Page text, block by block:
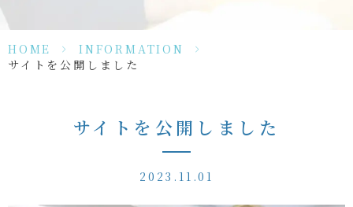
HOME > INFORMATION
>
サイトを公開しました
サイトを公開しました
2023.11.01